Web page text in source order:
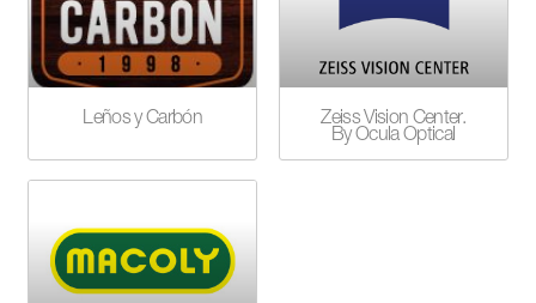
Leños y Carbón
Zeiss Vision Center.
By Ocula Optical